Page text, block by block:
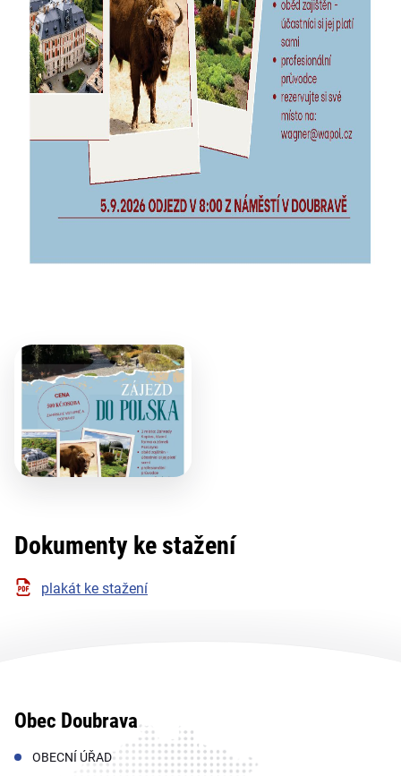
Dokumenty ke stažení
plakát ke stažení
Obec Doubrava
OBECNÍ ÚŘAD